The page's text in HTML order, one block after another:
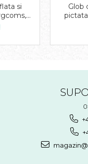
si
de
Glob